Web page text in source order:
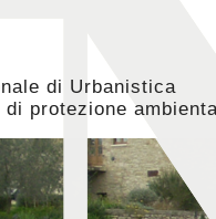
di Urbanistica
protezione